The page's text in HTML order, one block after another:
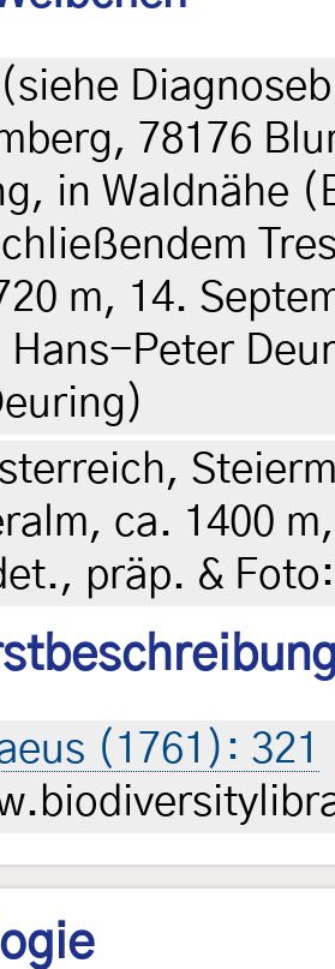
78176
in Waldnähe
m, 14.
Hans-Peter
ca. 1400
präp. &
(1761): 321